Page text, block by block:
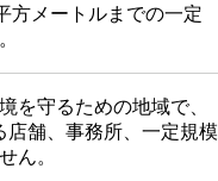
方メートルまでの一定
を守るための地域で、
店舗、事務所、一定規模
ん。